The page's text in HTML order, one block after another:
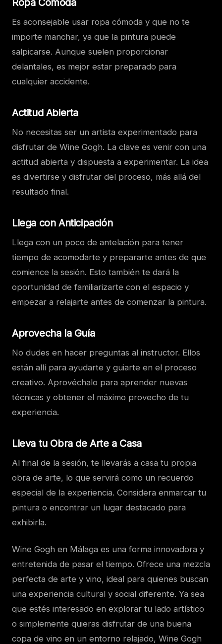
Es aconsejable usar ropa cómoda y que no te
importe manchar, ya que la pintura puede
salpicarse. Aunque suelen proporcionar
delantales, es mejor estar preparado para
cualquier accidente.
Actitud Abierta
No necesitas ser un artista experimentado para
disfrutar de Wine Gogh. La clave es venir con una
actitud abierta y dispuesta a experimentar. La idea
es divertirse y disfrutar del proceso, más allá del
resultado final.
Llega con Anticipación
Llega con un poco de antelación para tener
tiempo de acomodarte y prepararte antes de que
comience la sesión. Esto también te dará la
oportunidad de familiarizarte con el espacio y
empezar a relajarte antes de comenzar la pintura.
Aprovecha la Guía
No dudes en hacer preguntas al instructor. Ellos
están allí para ayudarte y guiarte en el proceso
creativo. Aprovéchalo para aprender nuevas
técnicas y obtener el máximo provecho de tu
experiencia.
Lleva tu Obra de Arte a Casa
Al final de la sesión, te llevarás a casa tu propia
obra de arte, lo que servirá como un recuerdo
especial de la experiencia. Considera enmarcar tu
pintura o encontrar un lugar destacado para
exhibirla.
Wine Gogh en Málaga es una forma innovadora y
entretenida de pasar el tiempo. Ofrece una mezcla
perfecta de arte y vino, ideal para quienes buscan
una experiencia cultural y social diferente. Ya sea
que estés interesado en explorar tu lado artístico
o simplemente quieras disfrutar de una buena
copa de vino en un entorno relajado, Wine Gogh